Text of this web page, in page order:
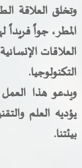
وتخلق العلاقة
المطر، جواً
العلاقات
التكنولوجيا.
ويدعو هذا
يؤديه العلم
بيئتنا.